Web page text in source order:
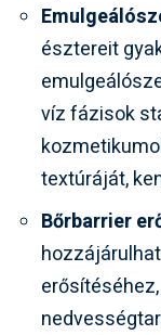
észtereit
víz fázisok
textúráját,
Bőrbarrier